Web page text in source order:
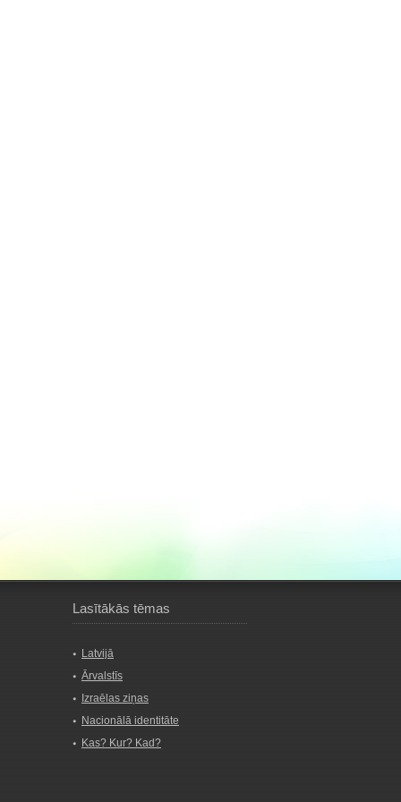
Lasītākās tēmas
Latvijā
Ārvalstīs
Izraēlas ziņas
Nacionālā identitāte
Kas? Kur? Kad?